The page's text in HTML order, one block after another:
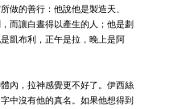
做的善行：他說他是製造天、
而讓白晝得以產生的人；他是劃
凱布利，正午是拉，晚上是阿
內，拉神感覺更不好了。伊西絲
中沒有他的真名。如果他想得到